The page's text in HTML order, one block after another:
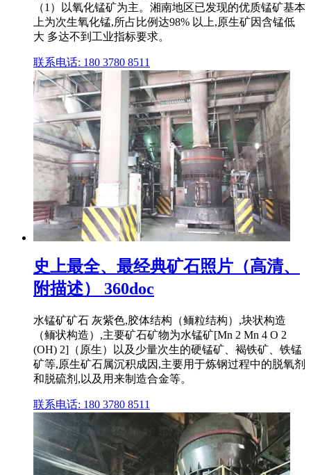
（1）以氧化锰矿为主。湘南地区已发现的优质锰矿基本
上为次生氧化锰,所占比例达98% 以上,原生矿因含锰低
大 多达不到工业指标要求。
联系电话: 180 3780 8511
史上最全、最经典矿石照片（高清、
附描述） 360doc
水锰矿矿石 灰紫色,胶体结构（鲕粒结构）,块状构造
（鲕状构造）,主要矿石矿物为水锰矿[Mn 2 Mn 4 O 2
(OH) 2]（原生）以及少量次生的硬锰矿、褐铁矿、铁锰
矿等,原生矿石属沉积成因,主要用于炼钢过程中的脱氧剂
和脱硫剂,以及用来制造合金等。
联系电话: 180 3780 8511